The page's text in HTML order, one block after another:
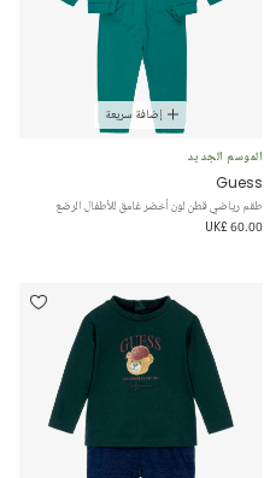
إضافة سريعة
الموسم الجديد
Guess
طقم رياضي قطن لون أخضر غامق للأطفال الرضع
UK£ 60.00